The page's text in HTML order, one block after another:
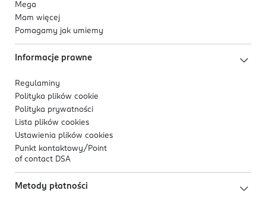
Mega
Mam więcej
Pomagamy jak umiemy
Informacje prawne
Regulaminy
Polityka plików cookie
Polityka prywatności
Lista plików cookies
Ustawienia plików cookies
Punkt kontaktowy/ Point
of contact DSA
Metody płatności